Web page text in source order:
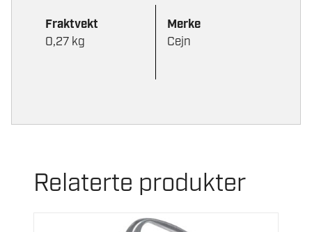
Fraktvekt
0,27 kg
Merke
Cejn
Relaterte produkter